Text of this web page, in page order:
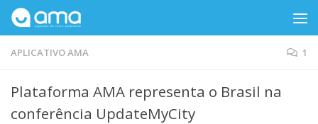
Skip to content
APLICATIVO AMA 1
Plataforma AMA representa o Brasil na
conferência UpdateMyCity